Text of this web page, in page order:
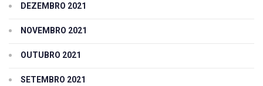
DEZEMBRO 2021
NOVEMBRO 2021
OUTUBRO 2021
SETEMBRO 2021